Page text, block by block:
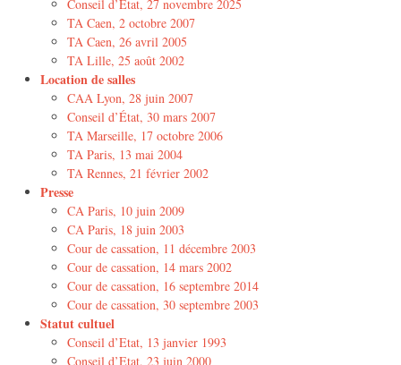
Conseil d’État, 27 novembre 2025
TA Caen, 2 octobre 2007
TA Caen, 26 avril 2005
TA Lille, 25 août 2002
Location de salles
CAA Lyon, 28 juin 2007
Conseil d’État, 30 mars 2007
TA Marseille, 17 octobre 2006
TA Paris, 13 mai 2004
TA Rennes, 21 février 2002
Presse
CA Paris, 10 juin 2009
CA Paris, 18 juin 2003
Cour de cassation, 11 décembre 2003
Cour de cassation, 14 mars 2002
Cour de cassation, 16 septembre 2014
Cour de cassation, 30 septembre 2003
Statut cultuel
Conseil d’Etat, 13 janvier 1993
Conseil d’Etat, 23 juin 2000